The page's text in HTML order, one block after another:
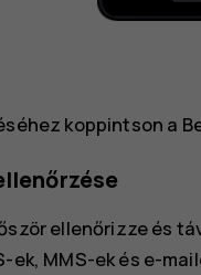
koppintson a
ellenőrizze és
ek, MMS-ek és e-